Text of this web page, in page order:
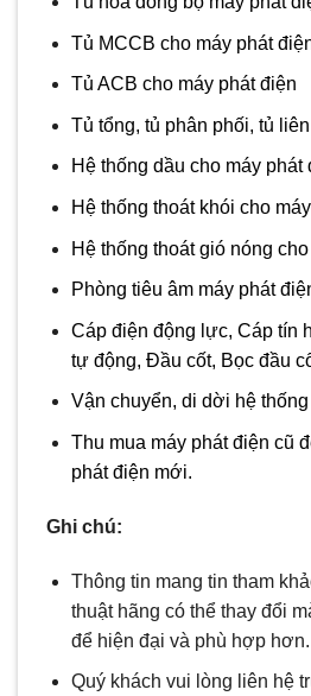
Tủ MCCB cho máy phát
Tủ ACB cho máy phát điện
Tủ tổng, tủ phân phối, tủ
Hệ thống dầu cho máy phát
Hệ thống thoát khói cho
Hệ thống thoát gió nóng
Phòng tiêu âm máy phát
Cáp điện động lực, Cáp tín
tự động, Đầu cốt, Bọc đầu
Vận chuyển, di dời hệ
Thu mua máy phát điện cũ
phát điện mới.
Ghi chú:
Thông tin mang tin tham
thuật hãng có thể thay đổi
để hiện đại và phù hợp hơn.
Quý khách vui lòng liên hệ